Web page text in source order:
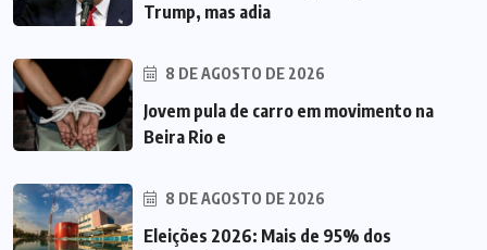
Trump, mas adia
8 DE AGOSTO DE 2026
Jovem pula de carro em movimento na
Beira Rio e
8 DE AGOSTO DE 2026
Eleições 2026: Mais de 95% dos